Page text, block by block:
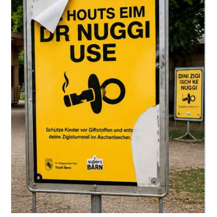
Soruşturma dosyasına göre 60 yaşındaki adam yalnızca
uzaktan gözlem yapmakla kalmadı. Kızı hakkında bilgi
edinmek için komşularıyla da konuştu.
Bir gün kızını
iş yerinden itibaren takip etmeye
başladı
. Önce bir Denner mağazasına, ardından özel bir
adrese kadar peşinden gitti.
Savcılığın tespitine göre baba takip sırasında
tanınmamak amacıyla
başının üzerine bir bez geçirdi
ve reflektörlü iş yeleği giydi.
Kızı babasıyla görüşmek istemiyordu
Ancak kızı, babasının kendisini araştırdığının ve takip
ettiğinin farkındaydı. Ceza kararında kadının babasıyla
herhangi bir temas kurmak istemediğibelirtiliyor.
Savcılık, sanığın davranışlarının kızı tarafından fark